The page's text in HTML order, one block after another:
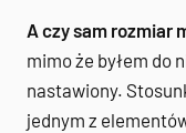
A czy sam rozmiar
mimo że byłem do
nastawiony.
jednym z